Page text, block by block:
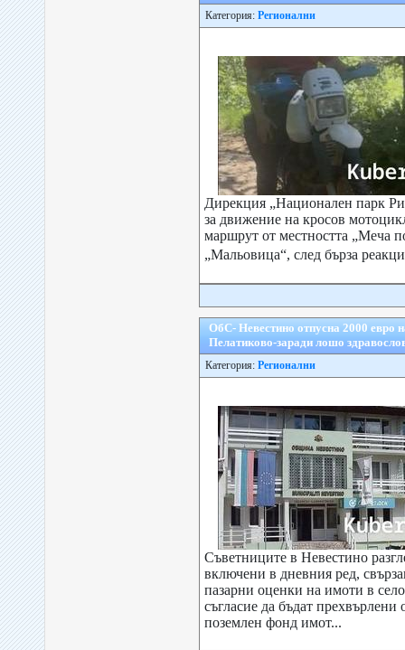
Категория: Регионални
Дирекция „Национален парк
за движение на кросов
маршрут от местността „Меча
„Мальовица“, след бърза
ОбС- Невестино отпусна 2000 евро
Пелатиково-заради лошо
Категория: Регионални
Съветниците в Невестино
включени в дневния ред,
пазарни оценки на имоти в
съгласие да бъдат
поземлен фонд имот...